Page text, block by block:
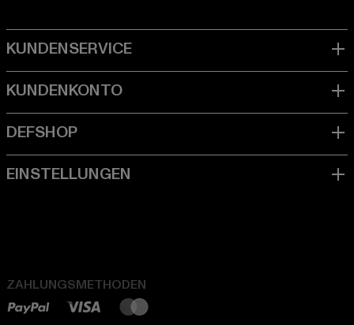
ZAHLUNGSMETHODEN